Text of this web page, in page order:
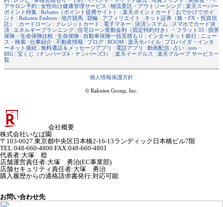
アサロン予約 | 女性向け健康管理サービス | 物流委託・アウトソーシング | 楽天スーパー
ポイント特集 | Rebates（ポイント提携サイト） | 楽天ポイントカード | おでかけでポイ
ント | Rakuten Fashion | 地方競馬 | 競輪 | アフィリエイト | ネット証券（株・FX・投資信
託）
| カードローン | クレジットカード | 電子マネー | 決済システム | スマホでカード決
済 | エネルギープランニング | 住宅ローン変動金利（固定特約付き）・フラット35 | 損害
保険・生命保険比較 | 生命保険 | 自動車保険一括見積もり | インターネット銀行 | ニュー
ス・検索 | 仕事紹介 | 不動産情報 | ブログ | ROOM | 楽天モバイル | プロバイダ・インタ
ーネット接続 | 無料通話＆メッセージアプリ | 電話アプリ | 動画配信 | 占い | toto・
BIG | 宝くじ（ナンバーズ4・ナンバーズ3） | 楽天イーグルス | 楽天グループ サービス一
覧
個人情報保護方針
© Rakuten Group, Inc.
会社概要
株式会社いなば園
〒103-0027 東京都中央区日本橋2-16-13ランディック日本橋ビル7階
TEL:048-660-4800 FAX:048-660-4801
代表者:大塚 稔
店舗運営責任者:大塚 勇治(EC事業部)
店舗セキュリティ責任者:大塚 勇治
購入履歴からの適格請求書発行:対応可能
お問い合わせ先